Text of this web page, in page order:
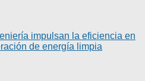
impulsan la eficiencia en
de energía limpia